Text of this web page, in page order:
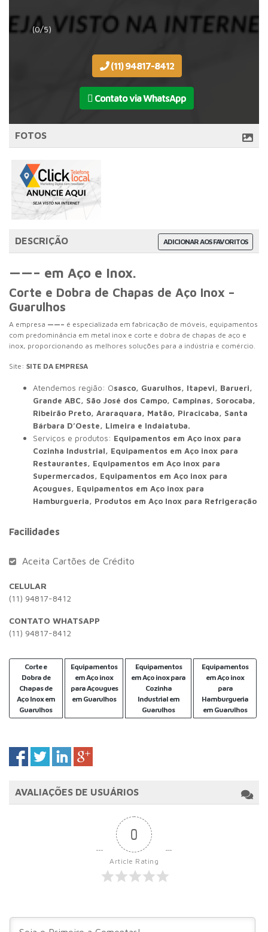
(0/5)
(11) 94817-8412
Contato via WhatsApp
FOTOS
ADICIONAR AOS FAVORITOS
DESCRIÇÃO
——– em Aço e Inox.
Corte e Dobra de Chapas de Aço Inox –
Guarulhos
A empresa ——– é especializada em fabricação de móveis, equipamentos
com predominância em metal inox e corte e dobra de chapas de aço e
inox, proporcionando as melhores soluções para a indústria e comércio.
Site: SITE DA EMPRESA
Atendemos região: Osasco, Guarulhos, Itapevi, Barueri,
Grande ABC, São José dos Campo, Campinas, Sorocaba,
Ribeirão Preto, Araraquara, Matão, Piracicaba, Santa
Bárbara D’Oeste, Limeira e Indaiatuba.
Serviços e produtos: Equipamentos em Aço inox para
Cozinha Industrial, Equipamentos em Aço inox para
Restaurantes, Equipamentos em Aço inox para
Supermercados, Equipamentos em Aço inox para
Açougues, Equipamentos em Aço inox para
Hamburgueria, Produtos em Aço Inox para Refrigeração
Facilidades
Aceita Cartões de Crédito
CELULAR
(11) 94817-8412
CONTATO WHATSAPP
(11) 94817-8412
Corte e
Dobra de
Chapas de
Aço Inox em
Guarulhos
Equipamentos
em Aço inox
para Açougues
em Guarulhos
Equipamentos
em Aço inox para
Cozinha
Industrial em
Guarulhos
Equipamentos
em Aço inox
para
Hamburgueria
em Guarulhos
AVALIAÇÕES DE USUÁRIOS
0
Article Rating